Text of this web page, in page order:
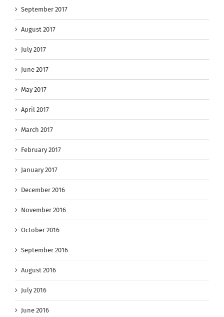
September 2017
August 2017
July 2017
June 2017
May 2017
April 2017
March 2017
February 2017
January 2017
December 2016
November 2016
October 2016
September 2016
August 2016
July 2016
June 2016